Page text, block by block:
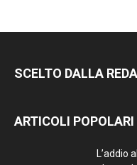
SCELTO DALLA
ARTICOLI POPOLARI
L’addio